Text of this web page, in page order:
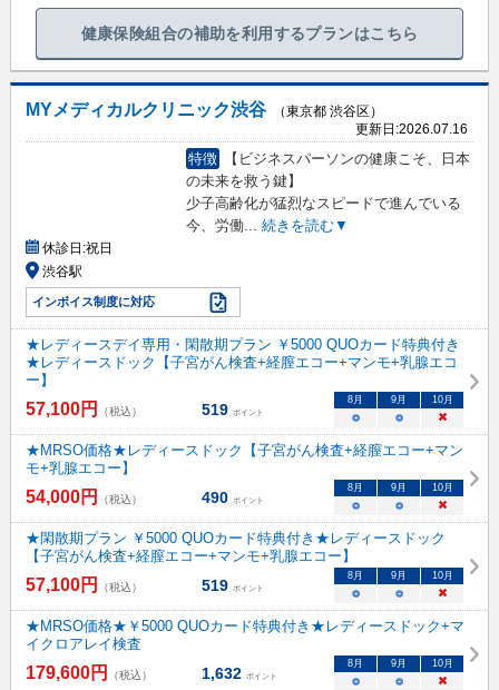
健康保険組合の補助を利用するプランはこちら
MYメディカルクリニック渋谷
（東京都 渋谷区）
更新日:2026.07.16
特徴
【ビジネスパーソンの健康こそ、日本
の未来を救う鍵】
少子高齢化が猛烈なスピードで進んでいる
今、労働
続きを読む▼
休診日:祝日
渋谷駅
インボイス制度に対応
★レディースデイ専用・閑散期プラン ￥5000 QUOカード特典付き
★レディースドック【子宮がん検査+経膣エコー+マンモ+乳腺エコ
ー】
57,100円 （税込） 519 ポイント
8 月 9 月 10月
○ ○ ×
★MRSO価格★レディースドック【子宮がん検査+経膣エコー+マン
モ+乳腺エコー】
54,000円 （税込） 490 ポイント
8 月 9 月 10月
○ ○ ×
★閑散期プラン ￥5000 QUOカード特典付き★レディースドック
【子宮がん検査+経膣エコー+マンモ+乳腺エコー】
57,100円 （税込） 519 ポイント
8 月 9 月 10月
○ ○ ×
★MRSO価格★￥5000 QUOカード特典付き★レディースドック+マ
イクロアレイ検査
179,600円 （税込） 1,632 ポイント
8 月 9 月 10月
○ ○ ×